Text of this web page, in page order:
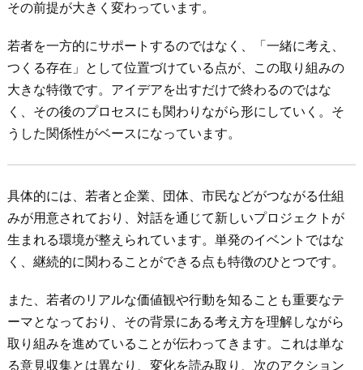
その前提が大きく変わっています。
若者を一方的にサポートするのではなく、「一緒に考え、
つくる存在」として位置づけている点が、この取り組みの
大きな特徴です。アイデアを出すだけで終わるのではな
く、その後のプロセスにも関わりながら形にしていく。そ
うした関係性がベースになっています。
具体的には、若者と企業、団体、市民などがつながる仕組
みが用意されており、対話を通じて新しいプロジェクトが
生まれる環境が整えられています。単発のイベントではな
く、継続的に関わることができる点も特徴のひとつです。
また、若者のリアルな価値観や行動を知ることも重要なテ
ーマとなっており、その背景にある考え方を理解しながら
取り組みを進めていることが伝わってきます。これは単な
る意見収集とは異なり、変化を読み取り、次のアクション